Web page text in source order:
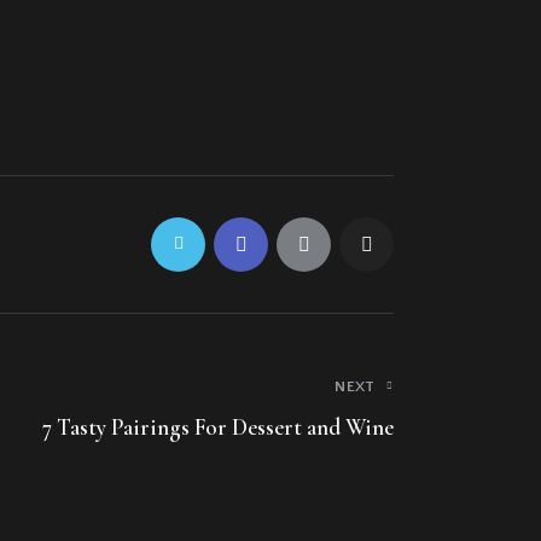
NEXT
7 Tasty Pairings For Dessert and Wine